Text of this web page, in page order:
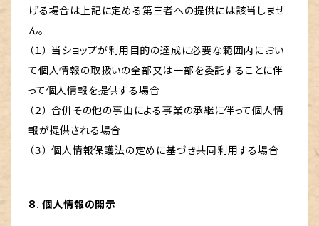
げる場合は上記に定める第三者への提供には該当しませ
ん。
（１） 当ショップが利用目的の達成に必要な範囲内におい
て個人情報の取扱いの全部又は一部を委託することに伴
って個人情報を提供する場合
（２） 合併その他の事由による事業の承継に伴って個人情
報が提供される場合
（３） 個人情報保護法の定めに基づき共同利用する場合
8. 個人情報の開示